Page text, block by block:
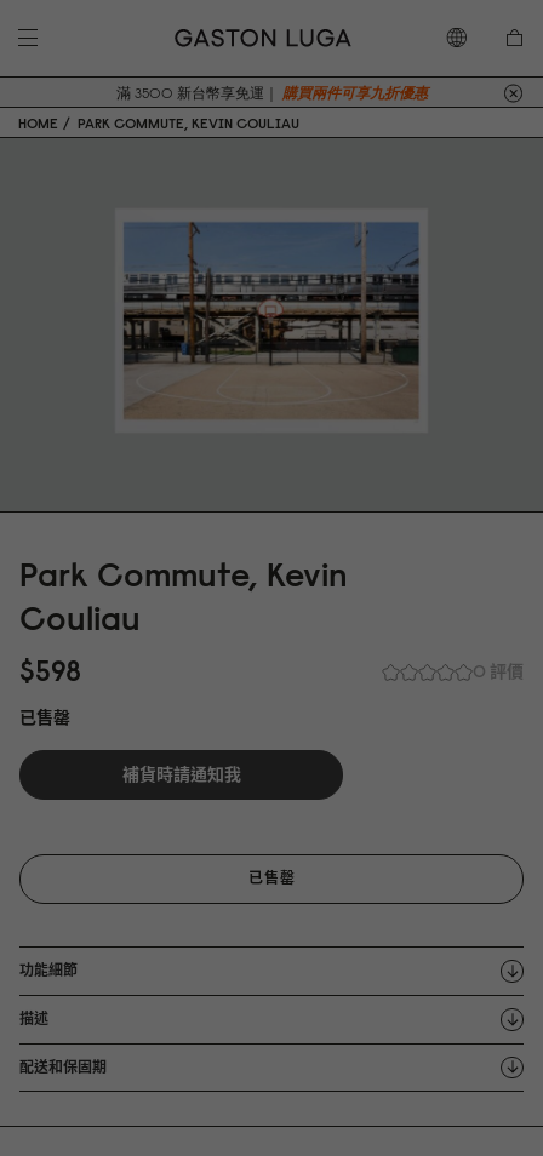
滿 3500 新台幣享免運｜ 購買兩件可享九折優惠
HOME
PARK COMMUTE, KEVIN COULIAU
Park Commute, Kevin
Couliau
0 評價
$598
已售罄
補貨時請通知我
已售罄
功能細節
描述
配送和保固期